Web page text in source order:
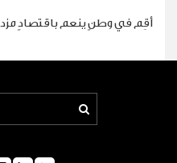
أقِم في وطنٍ ينعم باقتصادٍ